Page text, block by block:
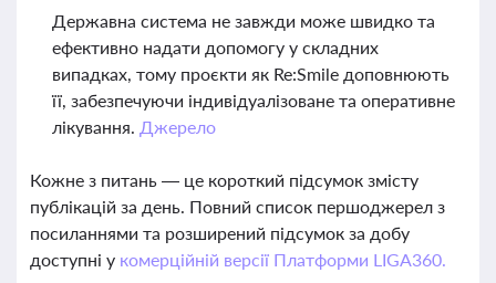
Державна система не завжди може швидко та
ефективно надати допомогу у складних
випадках, тому проєкти як Re:Smile доповнюють
її, забезпечуючи індивідуалізоване та оперативне
лікування. Джерело
Кожне з питань — це короткий підсумок змісту
публікацій за день. Повний список першоджерел з
посиланнями та розширений підсумок за добу
доступні у комерційній версії Платформи LIGA360.